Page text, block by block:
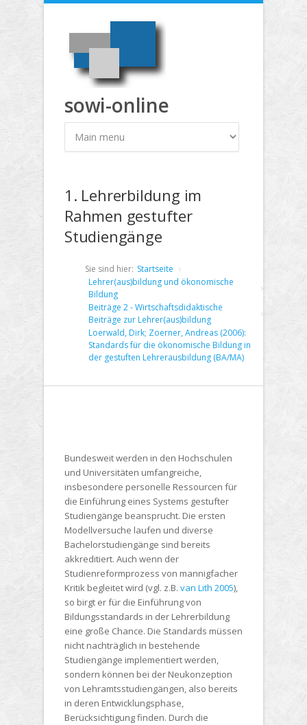
Direkt zum Inhalt
sowi-online
1. Lehrerbildung im
Rahmen gestufter
Studiengänge
Sie sind hier: Startseite
Lehrer(aus)bildung und ökonomische
Bildung
Beiträge 2 - Wirtschaftsdidaktische
Beiträge zur Lehrer(aus)bildung
Loerwald, Dirk; Zoerner, Andreas (2006):
Standards für die ökonomische Bildung in
der gestuften Lehrerausbildung (BA/MA)
Bundesweit werden in den Hochschulen
und Universitäten umfangreiche,
insbesondere personelle Ressourcen für
die Einführung eines Systems gestufter
Studiengänge beansprucht. Die ersten
Modellversuche laufen und diverse
Bachelorstudiengänge sind bereits
akkreditiert. Auch wenn der
Studienreformprozess von mannigfacher
Kritik begleitet wird (vgl. z.B. van Lith 2005),
so birgt er für die Einführung von
Bildungsstandards in der Lehrerbildung
eine große Chance. Die Standards müssen
nicht nachträglich in bestehende
Studiengänge implementiert werden,
sondern können bei der Neukonzeption
von Lehramtsstudiengängen, also bereits
in deren Entwicklungsphase,
Berücksichtigung finden. Durch die